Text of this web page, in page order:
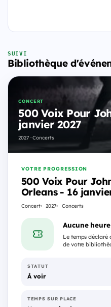
SUIVI
Bibliothèque
CONCERT
500 Voix Pour
janvier 2027
2027 · Concerts
VOTRE PROGRESSION
500 Voix Pour
Orleans - 16
Concert 2027 Concerts
Aucune
Le temps déclaré
de votre
STATUT
À voir
TEMPS SUR PLACE